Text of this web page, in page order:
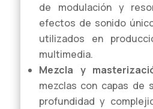
de modulación y
efectos de sonido
utilizados en
multimedia.
Mezcla y
mezclas con capas de
profundidad y